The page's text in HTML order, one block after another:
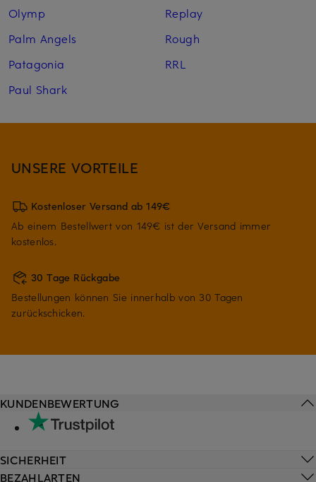
Olymp
Palm Angels
Patagonia
Paul Shark
Replay
Rough
RRL
UNSERE VORTEILE
Kostenloser Versand ab 149€
Ab einem Bestellwert von 149€ ist der Versand immer
kostenlos.
30 Tage Rückgabe
Bestellungen können Sie innerhalb von 30 Tagen
zurückschicken.
KUNDENBEWERTUNG
SICHERHEIT
BEZAHLARTEN